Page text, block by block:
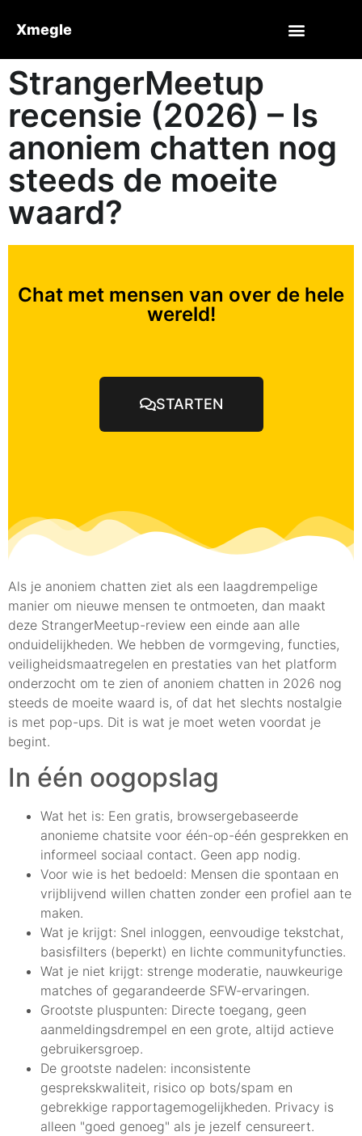
Xmegle
StrangerMeetup
recensie (2026) – Is
anoniem chatten nog
steeds de moeite
waard?
Chat met mensen van over de hele
wereld!
STARTEN
Als je anoniem chatten ziet als een laagdrempelige
manier om nieuwe mensen te ontmoeten, dan maakt
deze StrangerMeetup-review een einde aan alle
onduidelijkheden. We hebben de vormgeving, functies,
veiligheidsmaatregelen en prestaties van het platform
onderzocht om te zien of anoniem chatten in 2026 nog
steeds de moeite waard is, of dat het slechts nostalgie
is met pop-ups. Dit is wat je moet weten voordat je
begint.
In één oogopslag
Wat het is: Een gratis, browsergebaseerde
anonieme chatsite voor één-op-één gesprekken en
informeel sociaal contact. Geen app nodig.
Voor wie is het bedoeld: Mensen die spontaan en
vrijblijvend willen chatten zonder een profiel aan te
maken.
Wat je krijgt: Snel inloggen, eenvoudige tekstchat,
basisfilters (beperkt) en lichte communityfuncties.
Wat je niet krijgt: strenge moderatie, nauwkeurige
matches of gegarandeerde SFW-ervaringen.
Grootste pluspunten: Directe toegang, geen
aanmeldingsdrempel en een grote, altijd actieve
gebruikersgroep.
De grootste nadelen: inconsistente
gesprekskwaliteit, risico op bots/spam en
gebrekkige rapportagemogelijkheden. Privacy is
alleen "goed genoeg" als je jezelf censureert.